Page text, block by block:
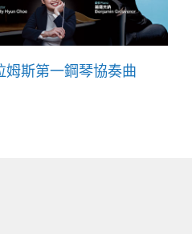
姆斯第一鋼琴協奏曲